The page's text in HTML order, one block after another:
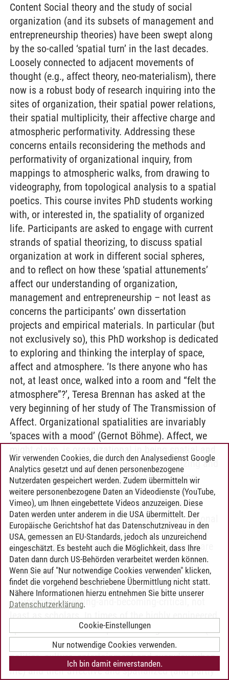
Content Social theory and the study of social
organization (and its subsets of management and
entrepreneurship theories) have been swept along
by the so-called ‘spatial turn’ in the last decades.
Loosely connected to adjacent movements of
thought (e.g., affect theory, neo-materialism), there
now is a robust body of research inquiring into the
sites of organization, their spatial power relations,
their spatial multiplicity, their affective charge and
atmospheric performativity. Addressing these
concerns entails reconsidering the methods and
performativity of organizational inquiry, from
mappings to atmospheric walks, from drawing to
videography, from topological analysis to a spatial
poetics. This course invites PhD students working
with, or interested in, the spatiality of organized
life. Participants are asked to engage with current
strands of spatial theorizing, to discuss spatial
organization at work in different social spheres,
and to reflect on how these ‘spatial attunements’
affect our understanding of organization,
management and entrepreneurship – not least as
concerns the participants’ own dissertation
projects and empirical materials. In particular (but
not exclusively so), this PhD workshop is dedicated
to exploring and thinking the interplay of space,
affect and atmosphere. ‘Is there anyone who has
not, at least once, walked into a room and “felt the
atmosphere”?’, Teresa Brennan has asked at the
very beginning of her study of The Transmission of
Affect. Organizational spatialities are invariably
‘spaces with a mood’ (Gernot Böhme). Affect, we
spatialized; and everyday spaces of organizing and
being-organized are loaded with affect, hence
atmospheric. How do such affective and
atmospheric ‘spacings’ enable, and play out in,
organized life? How do they become organizational
forces, how do they shape everyday life? How are
they managed, controlled and modulated, how are
they resisted, subverted and transformed? As
Lauren Berlant has argued, moreover, it is
atmospheric disturbances that enable a critical
attunement, a feeling-and-becoming-critical, not
least as scholars. In times of the highly engineered
spatialiaties and atmospheres of organized life (in
business and economics just as much as in
politics, culture, entertainment and everyday urban
life) and their affective and spatialized (and partly
Wir verwenden Cookies, die durch den Analysedienst Google
Analytics gesetzt und auf denen personenbezogene
Nutzerdaten gespeichert werden. Zudem übermitteln wir
weitere personenbezogene Daten an Videodienste (YouTube,
Vimeo), um Ihnen eingebettete Videos anzuzeigen. Diese
Daten werden unter anderem in die USA übermittelt. Der
Europäische Gerichtshof hat das Datenschutzniveau in den
USA, gemessen an EU-Standards, jedoch als unzureichend
eingeschätzt. Es besteht auch die Möglichkeit, dass Ihre
Daten dann durch US-Behörden verarbeitet werden können.
Wenn Sie auf "Nur notwendige Cookies verwenden" klicken,
findet die vorgehend beschriebene Übermittlung nicht statt.
Nähere Informationen hierzu entnehmen Sie bitte unserer
Datenschutzerklärung.
Cookie-Einstellungen
Nur notwendige Cookies verwenden.
Ich bin damit einverstanden.